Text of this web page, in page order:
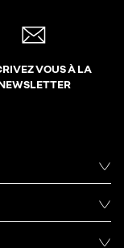
VOUS À LA